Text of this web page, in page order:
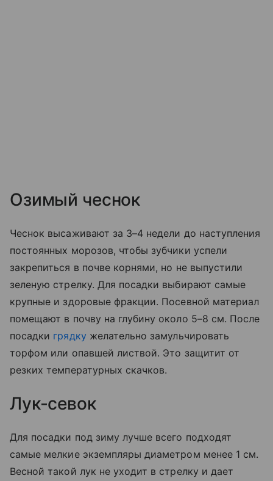
Озимый чеснок
Чеснок высаживают за 3–4 недели до наступления
постоянных морозов, чтобы зубчики успели
закрепиться в почве корнями, но не выпустили
зеленую стрелку. Для посадки выбирают самые
крупные и здоровые фракции. Посевной материал
помещают в почву на глубину около 5–8 см. После
посадки грядку желательно замульчировать
торфом или опавшей листвой. Это защитит от
резких температурных скачков.
Лук-севок
Для посадки под зиму лучше всего подходят
самые мелкие экземпляры диаметром менее 1 см.
Весной такой лук не уходит в стрелку и дает